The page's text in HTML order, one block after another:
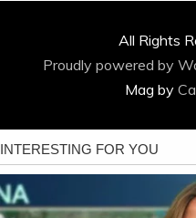
All Rights
Proudly powered by
Mag by